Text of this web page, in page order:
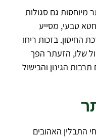
מיוחסות גם סגולות
טבעי, מסייע
בזכות ריחו
שלו, הזעתר הפך
הגינון והבישול
התבלין האהובים